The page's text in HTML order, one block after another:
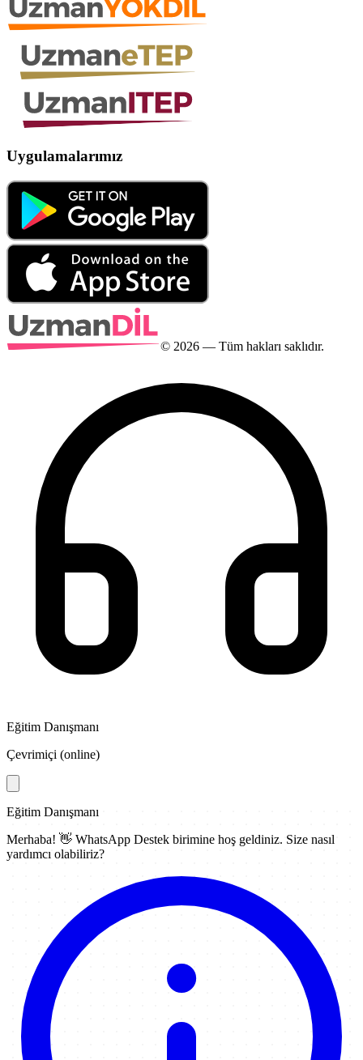
Uygulamalarımız
© 2026 — Tüm hakları saklıdır.
Eğitim Danışmanı
Çevrimiçi (online)
Eğitim Danışmanı
Merhaba! 👋 WhatsApp Destek birimine hoş geldiniz. Size nasıl
yardımcı olabiliriz?